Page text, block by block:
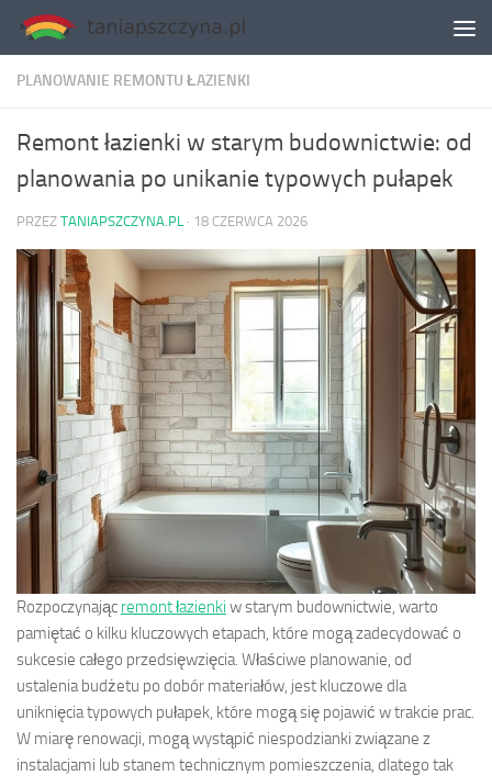
Skip to content
PLANOWANIE REMONTU ŁAZIENKI
Remont łazienki w starym budownictwie: od
planowania po unikanie typowych pułapek
PRZEZ TANIAPSZCZYNA.PL · 18 CZERWCA 2026
Rozpoczynając remont łazienki w starym budownictwie, warto
pamiętać o kilku kluczowych etapach, które mogą zadecydować o
sukcesie całego przedsięwzięcia. Właściwe planowanie, od
ustalenia budżetu po dobór materiałów, jest kluczowe dla
uniknięcia typowych pułapek, które mogą się pojawić w trakcie prac.
W miarę renowacji, mogą wystąpić niespodzianki związane z
instalacjami lub stanem technicznym pomieszczenia, dlatego tak